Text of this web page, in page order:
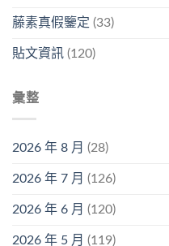
藤素真假鑒定 (33)
貼文資訊 (120)
彙整
2026 年 8 月 (28)
2026 年 7 月 (126)
2026 年 6 月 (120)
2026 年 5 月 (119)